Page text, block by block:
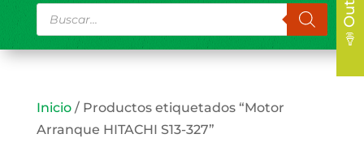
Búsqueda
de
productos
Inicio/ Productos etiquetados “Motor
Arranque HITACHI S13-327”